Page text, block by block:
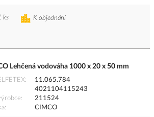
K objednání
ks
Lehčená vodováha 1000 x 20 x 50 mm
11.065.784
4021104115243
211524
CIMCO